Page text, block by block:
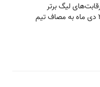
لیگ برتر
بسکتبال مردان کشور پنجشنبه ۲۸ دی ماه به مصاف تیم